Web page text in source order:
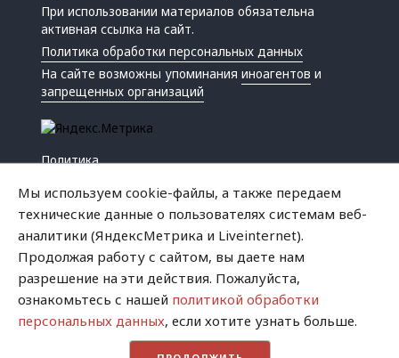
При использовании материалов обязательна
активная ссылка на сайт.
Политика обработки персональных данных
На сайте возможны упоминанияиноагентов и
запрещенных организаций
Политика
Криминал
Успех
Хватит это терпеть
Мы используем cookie-файлы, а также передаем
технические данные о пользователях системам веб-
аналитики (ЯндексМетрика и Liveinternet).
Продолжая работу с сайтом, вы даете нам
разрешение на эти действия. Пожалуйста,
ознакомьтесь с нашей политикой обработки
персональных данных, если хотите узнать больше.